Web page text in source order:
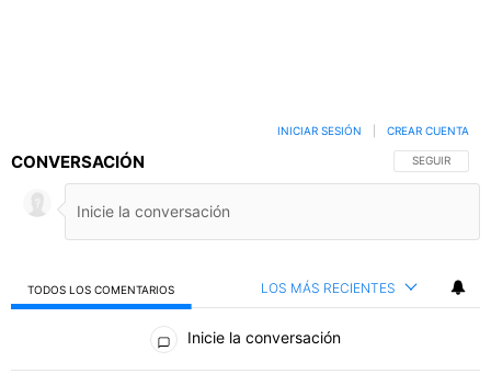
CONVERSACIÓN SIGA ESTA
SEGUIR
INICIAR SESIÓN CREAR CUENTA
TODOS LOS COMENTARIOS LOS MÁS RECIENTES
Todos los comentarios
Inicie la conversación